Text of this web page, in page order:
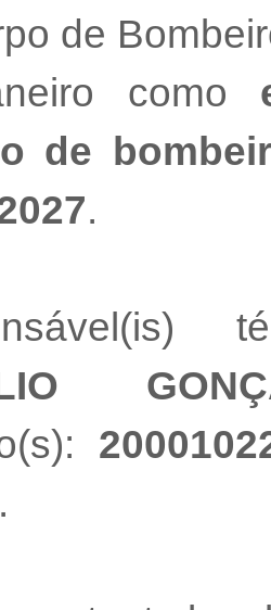
de
como
de
.
.